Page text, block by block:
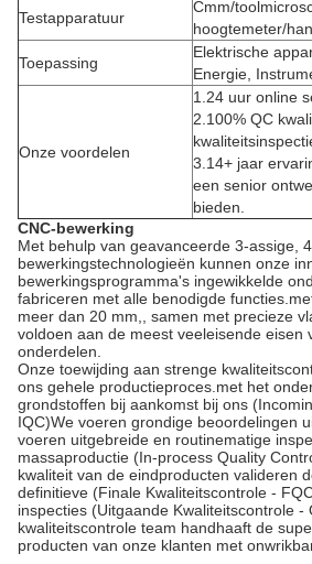
Testapparatuur
Cmm/
hoogtemeter/
Toepassing
Elektrische
Energie,
Onze voordelen
1.24 uur online
2.100% QC
3.14+ jaar
een senior
bieden.
CNC-bewerking
Met behulp van geavanceerde 3-assige,
bewerkingstechnologieën kunnen onze
bewerkingsprogramma's ingewikkelde
fabriceren met alle benodigde
meer dan 20 mm,, samen met precieze
voldoen aan de meest veeleisende eisen
onderdelen.
Onze toewijding aan strenge
ons gehele productieproces.met het
grondstoffen bij aankomst bij ons
IQC)We voeren grondige beoordelingen
voeren uitgebreide en routinematige
massaproductie (In-process Quality
kwaliteit van de eindproducten valideren
definitieve (Finale Kwaliteitscontrole -
inspecties (Uitgaande Kwaliteitscontrole -
kwaliteitscontrole team handhaaft de
producten van onze klanten met